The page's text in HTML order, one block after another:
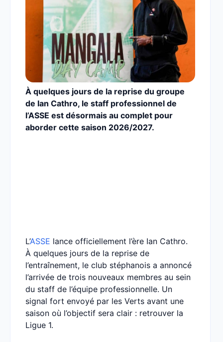
À quelques jours de la reprise du groupe
de Ian Cathro, le staff professionnel de
l’ASSE est désormais au complet pour
aborder cette saison 2026/2027.
L’ASSE lance officiellement l’ère Ian Cathro.
À quelques jours de la reprise de
l’entraînement, le club stéphanois a annoncé
l’arrivée de trois nouveaux membres au sein
du staff de l’équipe professionnelle. Un
signal fort envoyé par les Verts avant une
saison où l’objectif sera clair : retrouver la
Ligue 1.